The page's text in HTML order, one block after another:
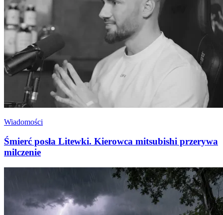
Wiadomości
Śmierć posła Litewki. Kierowca mitsubishi przerywa
milczenie